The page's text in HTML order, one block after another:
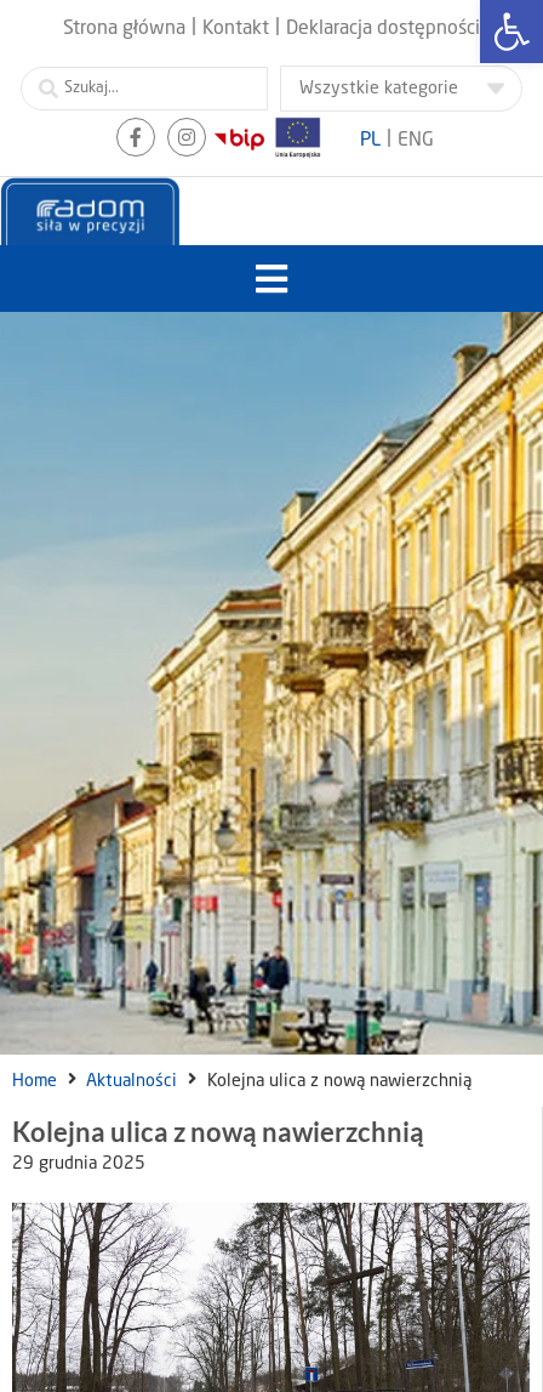
Strona główna Kontakt Deklaracja dostępności
PL ENG
Home Aktualności Kolejna ulica z nową nawierzchnią
Kolejna ulica z nową nawierzchnią
29 grudnia 2025